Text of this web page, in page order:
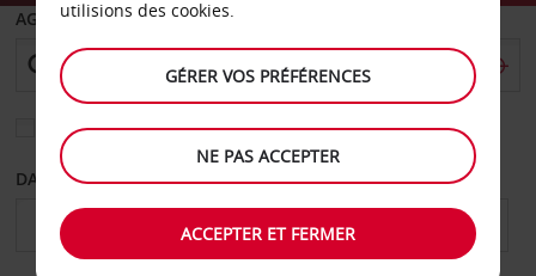
AGENCE DE DÉPART
Sélectionnez une autre agence de retour
DATE DE DÉPART DATE DE RETOUR
utilisions des cookies.
GÉRER VOS PRÉFÉRENCES
NE PAS ACCEPTER
ACCEPTER ET FERMER